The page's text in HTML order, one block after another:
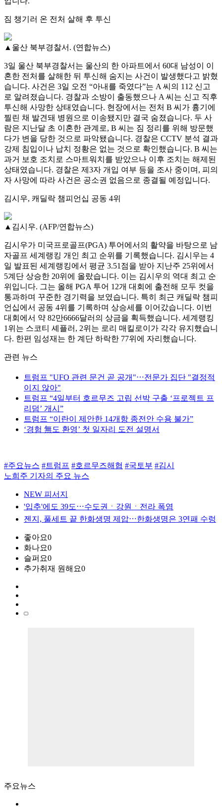
짐 챙기러 온 전처 살해 후 투신
▲울산 북부경찰서. (연합뉴스)
3일 울산 북부경찰서는 울산의 한 아파트에서 60대 남성이 이
혼한 전처를 살해한 뒤 투신해 숨지는 사건이 발생했다고 밝혔
습니다. 사건은 3일 오전 “아내를 죽였다”는 A 씨의 112 신고
로 알려졌습니다. 경찰과 소방이 출동했으나 A 씨는 신고 직후
투신해 사망한 상태였습니다. 현장에서는 전처 B 씨가 흉기에
찔린 채 발견돼 병원으로 이송됐지만 결국 숨졌습니다. 두 사
람은 지난달 초 이혼한 관계로, B 씨는 짐 정리를 위해 방문했
다가 변을 당한 것으로 파악됐습니다. 경찰은 CCTV 분석 결과
강제 침입이나 납치 정황은 없는 것으로 확인했습니다. B 씨는
과거 보호 조치로 스마트워치를 받았으나 이후 조치는 해제된
상태였습니다. 경찰은 제3자 개입 여부 등을 조사 중이며, 피의
자 사망에 따라 사건은 공소권 없음으로 종결될 예정입니다.
김시우, 캐딜락 챔피언십 공동 4위
▲김시우. (AFP/연합뉴스)
김시우가 미국프로골프(PGA) 투어에서의 활약을 바탕으로 남
자골프 세계랭킹 개인 최고 순위를 기록했습니다. 김시우는 4
일 발표된 세계랭킹에서 평균 3.51점을 받아 지난주 25위에서
5계단 상승한 20위에 올랐습니다. 이는 김시우의 역대 최고 순
위입니다. 그는 올해 PGA 투어 12개 대회에 출전해 모두 컷을
통과하며 꾸준한 경기력을 보였습니다. 특히 최근 캐딜락 챔피
언십에서 공동 4위를 기록하며 상승세를 이어갔습니다. 이번
대회에서 약 82만6666달러의 상금을 획득했습니다. 세계랭킹
1위는 스코티 셰플러, 2위는 로리 매킬로이가 각각 유지했습니
다. 한편 임성재는 한 계단 하락한 77위에 자리했습니다.
관련 뉴스
트럼프 "UFO 관련 문건 곧 공개"⋯전문가 집단 "결정적
이지 않아"
트럼프 “4일부터 호르무즈 고립 선박 구출 ‘프로젝트 프
리덤’ 개시”
트럼프 “이란이 제안한 14개항 종전안 수용 불가”
‘경험 無도 환영’ 첫 일자리 도전 설명서
#주요뉴스 #트럼프 #호르무즈해협 #국토부 #김시
노희주 기자의 주요 뉴스
NEW 피서지
'입추'에도 39도⋯수도권ㆍ강원ㆍ전라 폭염
젠지, 풀세트 끝 한화생명 제압⋯한화생명은 3연패 수렁
좋아요0
화나요0
슬퍼요0
추가취재 원해요0
주요뉴스